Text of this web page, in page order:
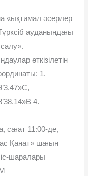
«ықтимал әсерлер
ауданындағы
өткізілетін
1.
4.
сағат 11:00-де,
Қанат» шағын
шаралары